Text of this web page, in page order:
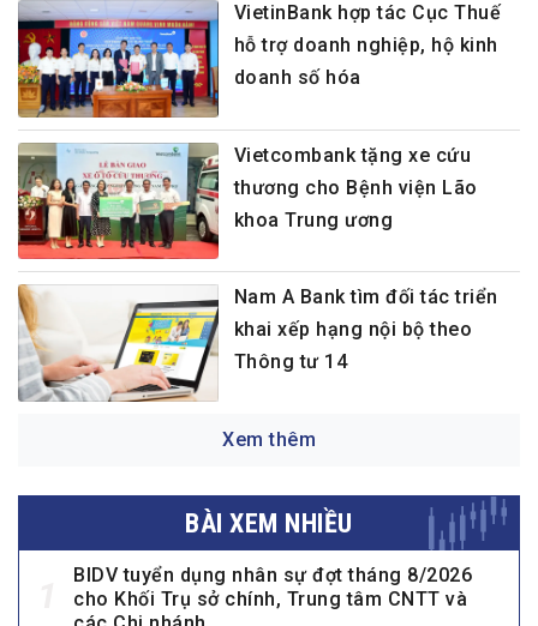
VietinBank hợp tác Cục Thuế
hỗ trợ doanh nghiệp, hộ kinh
doanh số hóa
Vietcombank tặng xe cứu
thương cho Bệnh viện Lão
khoa Trung ương
Nam A Bank tìm đối tác triển
khai xếp hạng nội bộ theo
Thông tư 14
Xem thêm
BÀI XEM NHIỀU
BIDV tuyển dụng nhân sự đợt tháng 8/2026
cho Khối Trụ sở chính, Trung tâm CNTT và